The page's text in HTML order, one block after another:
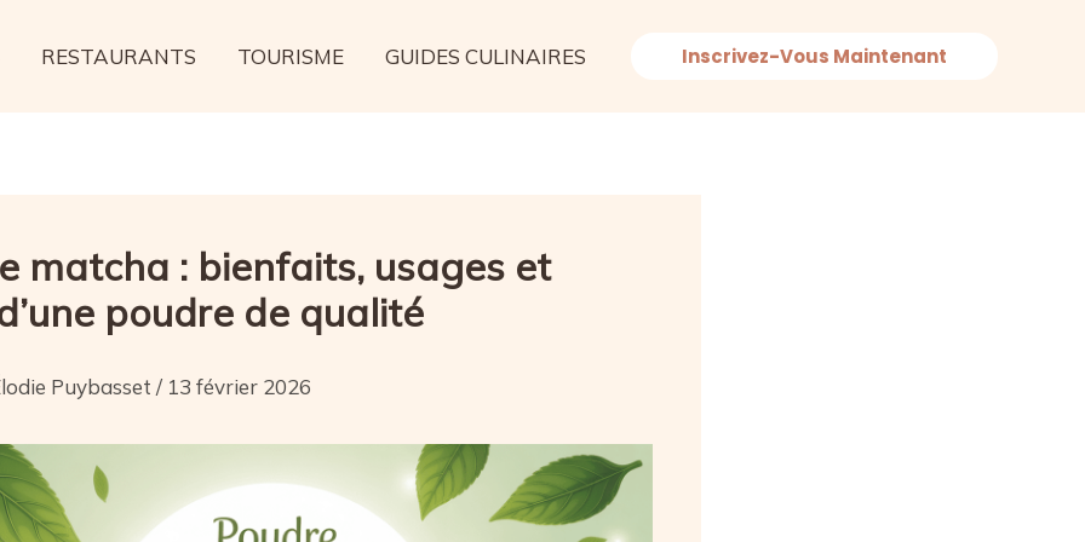
RESTAURANTS TOURISME GUIDES CULINAIRES Inscrivez-Vous Maintenant
matcha : bienfaits, usages et
poudre de qualité
Puybasset / 13 février 2026